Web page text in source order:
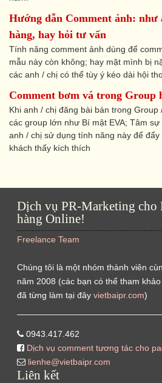
Hướng dẫn Comment ảnh: như
hàng, hay hỏi tư vấn
Tính năng comment ảnh dùng để
mẫu này còn không; hay mặt mình bị
các anh / chị có thể tùy ý kéo dài hội
Comment bơm vá trong Group
Khi anh / chị đăng bài bán trong
các group lớn như Bí mật EVA; Tâm sự
anh / chị sử dụng tính năng này để
khách thấy kích thích
Dịch vụ PR-Marketing cho
hàng Online!
Freelance Team
Chúng tôi là một nhóm thành viên
năm 2008 (các bạn có thể tham
đã từng làm tại đây vietbaipr.com)
0943.417.462
Dịch vụ comment tương tác cho
lienhe@vietbaipr.com
Liên kết